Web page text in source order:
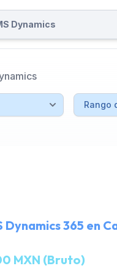
365 en
MXN (Bruto)